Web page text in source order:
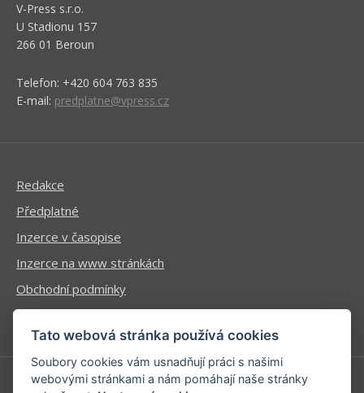
V-Press s.r.o.
U Stadionu 157
266 01 Beroun
Telefon: +420 604 763 835
E-mail: predplatne@vpress.cz
Redakce
Předplatné
Inzerce v časopise
Inzerce na www stránkách
Obchodní podmínky
Ochrana osobních údajů
Tato webová stránka používá cookies
Soubory cookies vám usnadňují práci s našimi
webovými stránkami a nám pomáhají naše stránky